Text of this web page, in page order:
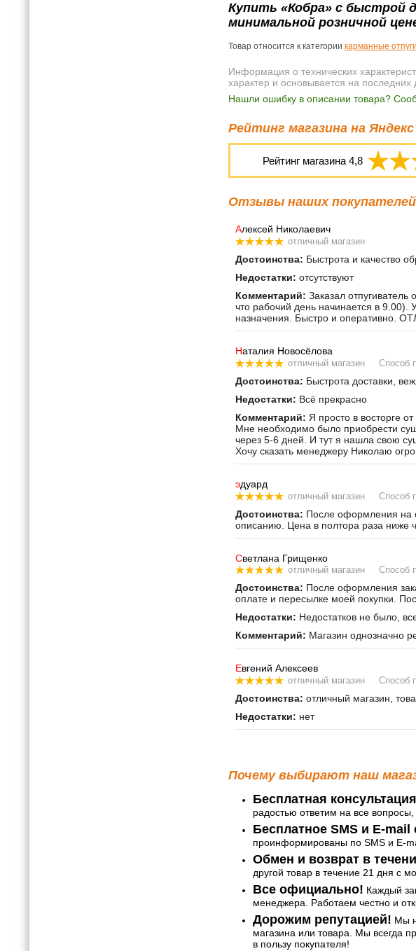
Купить «Кобра» с быстрой
минимальной розничной
Товар относится к категории карманные
Информация о технических
характер и основывается на
Нашли ошибку в описании товара?
Рейтинг магазина на
Рейтинг магазина 4,8
Отзывы наших
Алексей Николаевич
отличный магазин
Достоинства: Быстрота и качество
Недостатки: отсутствуют
Комментарий: Заказал
что рабочий день начинается в 9.00).
назначения. Быстро и оперативно.
Наталия Новосёлова
отличный магазин Способ
Достоинства: Быстрота доставки,
Недостатки: Всё прекрасно
Комментарий: Я просто в восторге
Мне необходимо было приобрести
через 5-6 дней. И тут я нашла свою
Хочу сказать менеджеру Николаю
эдуард
отличный магазин Способ
Достоинства: После оформления на
описанию. Цена в полтора раза ниже
Светлана Грищенко
отличный магазин Способ
Достоинства: После оформления
оплате и пересылке моей покупки.
Недостатки: Недостатков не было,
Комментарий: Магазин однозначно
Евгений Алексеев
отличный магазин Способ
Достоинства: отличный магазин,
Недостатки: нет
Почему выбирают наш
Бесплатная
радостью ответим на все
Бесплатное SMS и E-
проинформированы по SMS и E-
Обмен и возврат в
другой товар в течение 21 дня с
Все официально! Каждый
менеджера. Работаем честно и
Дорожим репутацией! Мы
магазина или товара. Мы всегда
в пользу покупателя!